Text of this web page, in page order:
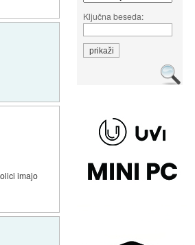
Ključna beseda:
imajo